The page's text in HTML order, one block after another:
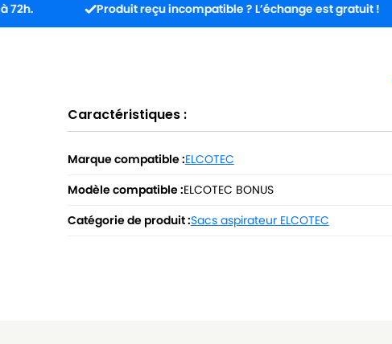
Produit reçu incompatible ? L’échange est gratuit !
Caractéristiques :
Marque compatible :ELCOTEC
Modèle compatible :ELCOTEC BONUS
Catégorie de produit :Sacs aspirateur ELCOTEC